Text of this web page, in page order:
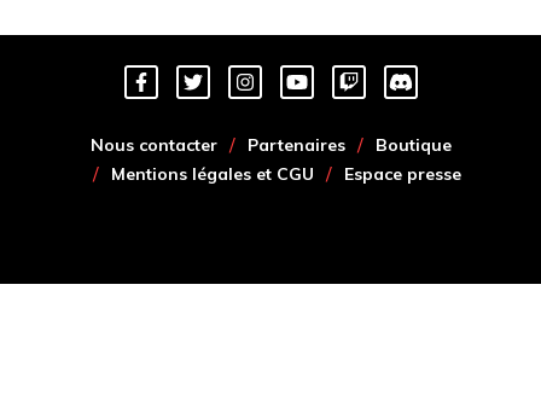
Nous contacter Partenaires
Boutique
Mentions légales et CGU
Espace presse